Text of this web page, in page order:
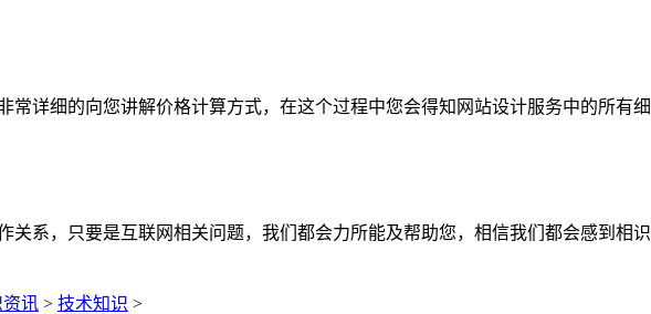
常详细的向您讲解价格计算方式，在这个过程中您会得知网站设计服务中的所有
关系，只要是互联网相关问题，我们都会力所能及帮助您，相信我们都会感到相
讯 > 技术知识 >